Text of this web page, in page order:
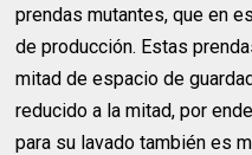
prendas mutantes, que en
de producción. Estas
mitad de espacio de
reducido a la mitad, por
para su lavado también es